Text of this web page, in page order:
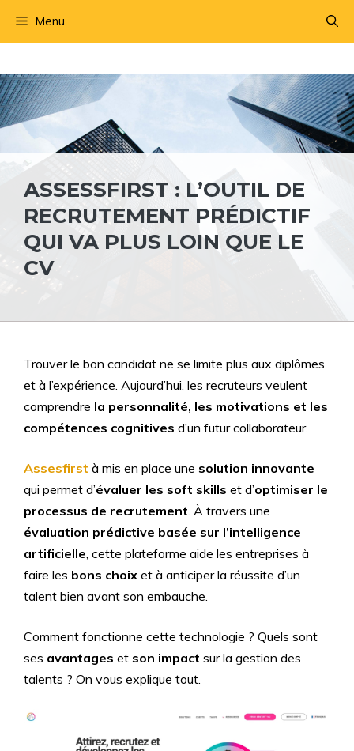
Menu
ASSESSFIRST : L’OUTIL DE
RECRUTEMENT PRÉDICTIF
QUI VA PLUS LOIN QUE LE
CV
Trouver le bon candidat ne se limite plus aux diplômes
et à l’expérience. Aujourd’hui, les recruteurs veulent
comprendre la personnalité, les motivations et les
compétences cognitives d’un futur collaborateur.
Assesfirst à mis en place une solution innovante
qui permet d’évaluer les soft skills et d’optimiser le
processus de recrutement. À travers une
évaluation prédictive basée sur l’intelligence
artificielle, cette plateforme aide les entreprises à
faire les bons choix et à anticiper la réussite d’un
talent bien avant son embauche.
Comment fonctionne cette technologie ? Quels sont
ses avantages et son impact sur la gestion des
talents ? On vous explique tout.